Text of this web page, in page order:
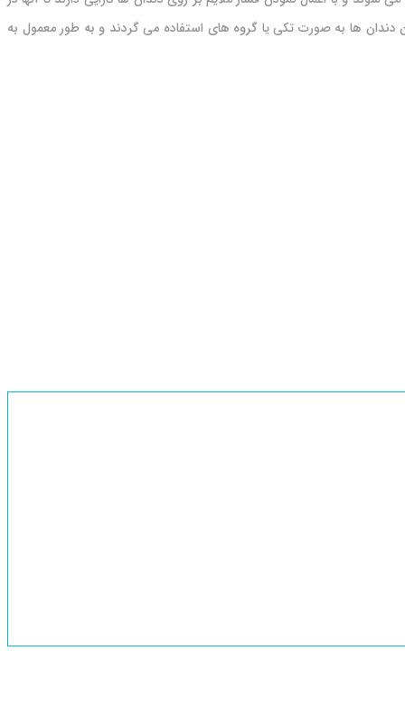
ها به صورت تکی یا گروه های استفاده می گردند و به طور معمول به